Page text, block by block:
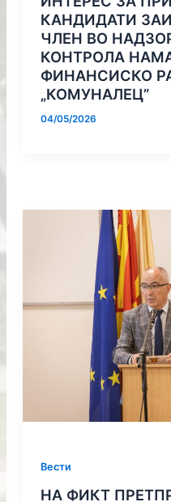
КАНДИДАТИ
ЧЛЕН ВО
КОНТРОЛА
ФИНАНСИСКО
„КОМУНАЛЕЦ”
04/05/2026
Вести
НА ФИКТ